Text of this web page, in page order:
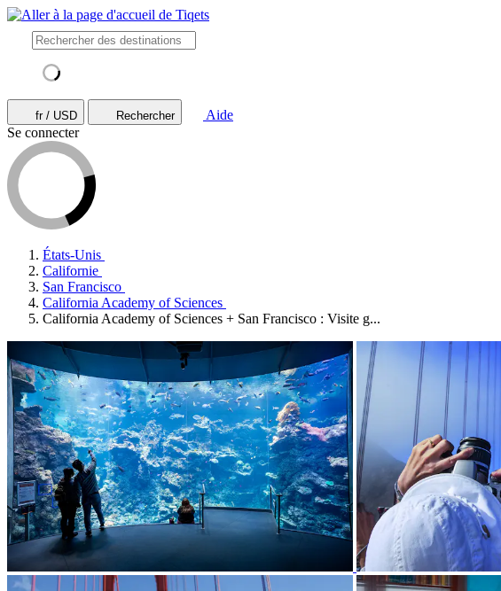
fr / USD Rechercher
Aide
Se connecter
États-Unis
Californie
San Francisco
California Academy of Sciences
California Academy of Sciences + San Francisco : Visite g...